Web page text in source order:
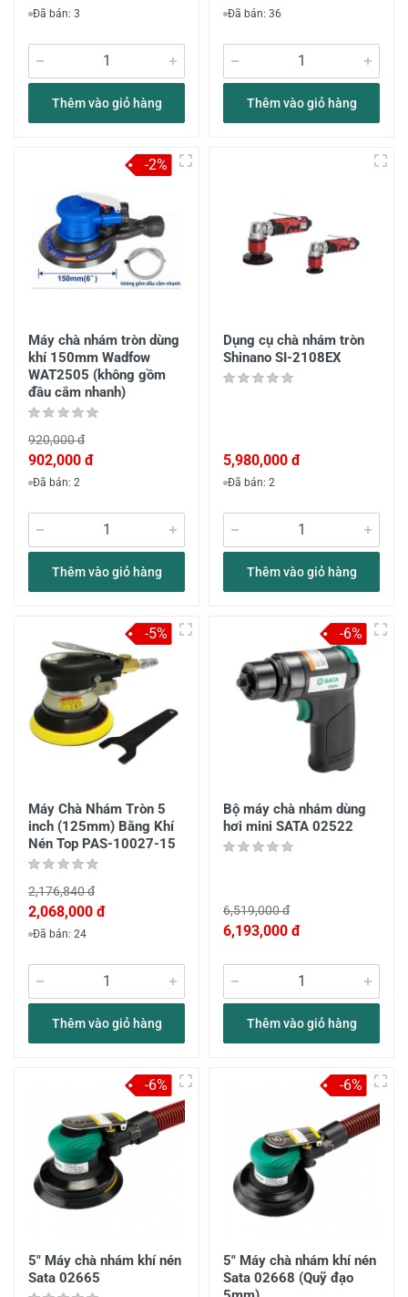
Đã bán: 3
Thêm vào giỏ hàng
Đã bán: 36
Thêm vào giỏ hàng
Máy chà nhám tròn dùng
khí 150mm Wadfow
WAT2505 (không gồm
đầu cắm nhanh)
920,000 đ
902,000 đ
Đã bán: 2
Thêm vào giỏ hàng
-2%
Dụng cụ chà nhám tròn
Shinano SI-2108EX
5,980,000 đ
Đã bán: 2
Thêm vào giỏ hàng
Máy Chà Nhám Tròn 5
inch (125mm) Bằng Khí
Nén Top PAS-10027-15
2,176,840 đ
2,068,000 đ
Đã bán: 24
Thêm vào giỏ hàng
-5%
Bộ máy chà nhám dùng
hơi mini SATA 02522
6,519,000 đ
6,193,000 đ
Thêm vào giỏ hàng
-6%
5" Máy chà nhám khí nén
Sata 02665
-6%
5" Máy chà nhám khí nén
Sata 02668 (Quỹ đạo
-6%